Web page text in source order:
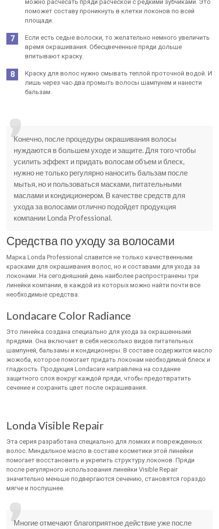
можно расчесать пряди расческой с редкими зубчиками. Это
поможет составу проникнуть в клетки локонов по всей
площади.
Если есть седые волоски, то желательно немного увеличить
время окрашивания. Обесцвеченные пряди дольше
впитывают краску.
Краску для волос нужно смывать теплой проточной водой. И
лишь через час-два промыть волосы шампунем и нанести
бальзам.
Конечно, после процедуры окрашивания волосы
нуждаются в большем уходе и защите. Для того чтобы
усилить эффект и придать волосам объем и блеск,
нужно не только регулярно наносить бальзам после
мытья, но и пользоваться масками, питательными
маслами и кондиционером. В качестве средств для
ухода за волосами отлично подойдет продукция
компании Londa Professional.
Средства по уходу за волосами
Марка Londa Professional славится не только качественными
красками для окрашивания волос, но и составами для ухода за
локонами. На сегодняшний день наиболее распространены три
линейки компании, в каждой из которых можно найти почти все
необходимые средства.
Londacare Color Radiance
Это линейка создана специально для ухода за окрашенными
прядями. Она включает в себя несколько видов питательных
шампуней, бальзамы и кондиционеры. В составе содержится масло
жожоба, которое помогает придать локонам необходимый блеск и
гладкость. Продукция Londacare направлена на создание
защитного слоя вокруг каждой пряди, чтобы предотвратить
сечение и сохранить цвет после окрашивания.
Londa Visible Repair
Эта серия разработана специально для ломких и поврежденных
волос. Миндальное масло в составе косметики этой линейки
помогает восстановить и укрепить структуру локонов. Пряди
после регулярного использования линейки Visible Repair
значительно меньше подвергаются сечению, становятся гораздо
мягче и послушнее.
Многие отмечают благоприятное действие уже после